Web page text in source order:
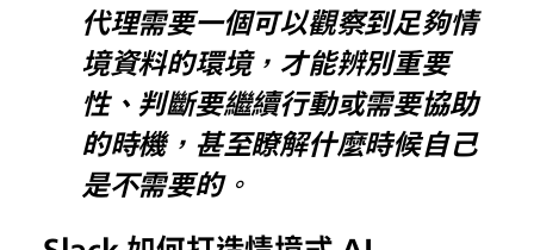
代理需要一個可以觀察到足夠情
境資料的環境，才能辨別重要
性、判斷要繼續行動或需要協助
的時機，甚至瞭解什麼時候自己
是不需要的。